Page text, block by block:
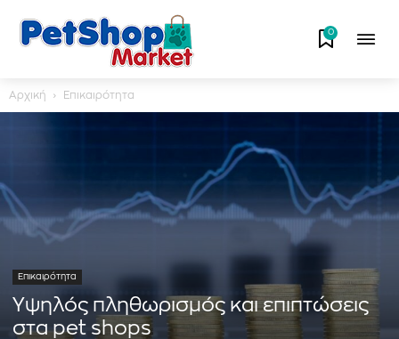
0
Αρχική Επικαιρότητα
Επικαιρότητα
Υψηλός πληθωρισμός και επιπτώσεις
στα pet shops